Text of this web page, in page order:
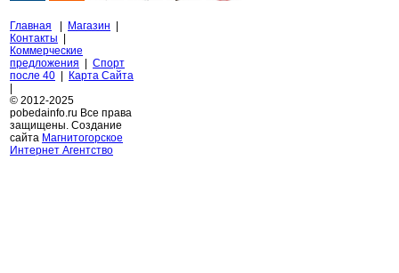
Главная Магазин
Контакты
Коммерческие
предложения
Спорт
после 40
Карта Сайта
© 2012-2025
pobedainfo.ru Все права
защищены. Создание
сайта Магнитогорское
Интернет Агентство